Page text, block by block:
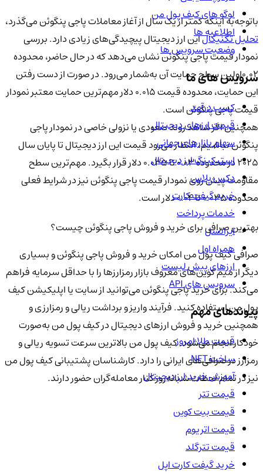
باتوجه‌به اینکه کمتر از یک سال از آغاز معاملات پاجی پنگوئن می‌گذرد،
تحلیل تکنیکالاین ارز دیجیتال پیچیدگی‌های زیادی دارد. بررسی
نمودار قیمت پاجی پنگوئن نشان می‌دهد که در حال حاضر، محدوده
0.0۲اولین سطح حمایت آن به‌شمار می‌رود. در صورت از دست رفتن
این حمایت، محدوده قیمت 0.0۱۵ دلار مهم‌ترین حمایت معتبر نمودار
قیمت پاجی پنگوئن است.
همچنین اگر شاهد روند صعودی یا نزولی خاصی در نمودار پاجی
پنگوئن نباشیم، انتظار می‌رود قیمت این ارز دیجیتال تا پایان سال
2025 در محدوده ۰.۰۳ تا ۰.۰۳۵ دلار قرار بگیرد. مهم‌ترین سطح
مقاومت پیش روی نمودار قیمت پاجی پنگوئن نیز در شرایط فعلی
محدوده ۰.۰۳۵ تا ۰.۰۴ دلار است.
بهترین صرافی برای خرید و فروش پاجی پنگوئن چیست؟
صرافی کیف پول من امکان خرید و فروش پاجی پنگوئن و بسیاری
دیگر از میم کوین‌های معروف بازار رمزارزها را با حداقل سرمایه فراهم
می‌کند. برای خرید پاجی پنگوئن می‌توانید از سایت یا اپلیکیشن کیف
پول من استفاده کنید. فرآیند واریز و برداشت ریالی و رمزارزی و
همچنین خرید و فروش ارزهای دیجیتال در کیف پول من به‌صورت
خودکار انجام می‌شود. کیف پول من بالاترین سرعت تسویه ریالی و
رمزارز در صرافی‌های ایرانی را دارد. کارشناسان پشتیبانی کیف پول من
نیز در تمام لحظات شبانه‌روز کنار معامله‌گران حضور دارند.
لوگو های کیف پول من
اطلاعیه ها
وضعیت سرویس ها
سرویس های ما
کسب درآمد
قیمت ارزهای دیجیتال
سهام بازارهای جهانی
استیکینگ ارز دیجیتال
دکس پلاس
خرید گیفت کارت
خدمات پرداخت
ایرانسل
همراه اول
ارزهای پیش لیست
سرویس های API
پیوندهای مهم
قیمت طلا امروز
ساخت NFT
آموزش خرید ارز دیجیتال
قیمت تتر
قیمت بیت کوین
قیمت اتریوم
قیمت تترگلد
خرید گیفت کارت اپل